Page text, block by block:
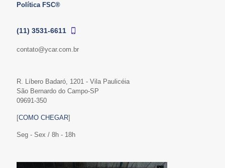
Política FSC®
(11) 3531-6611
contato@ycar.com.br
R. Líbero Badaró, 1201 - Vila Paulicéia
São Bernardo do Campo-SP
09691-350
[COMO CHEGAR]
Seg - Sex / 8h - 18h